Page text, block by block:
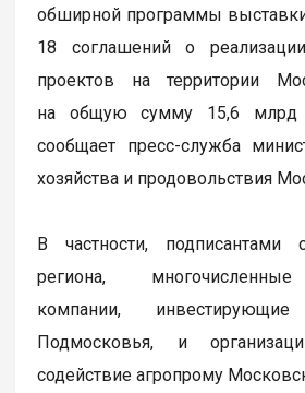
обширной программы
18 соглашений о
проектов на территории
на общую сумму 15,6 млрд
сообщает пресс-служба
хозяйства и продовольствия
В частности, подписантами
региона,
компании,
Подмосковья, и
содействие агропрому